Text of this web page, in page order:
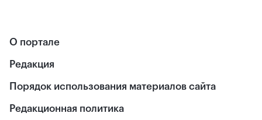
О портале
Редакция
Порядок использования материалов сайта
Редакционная политика